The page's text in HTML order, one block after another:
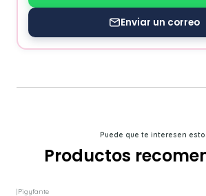
Enviar un correo
Puede que te interesen
Productos
|Pigyfante